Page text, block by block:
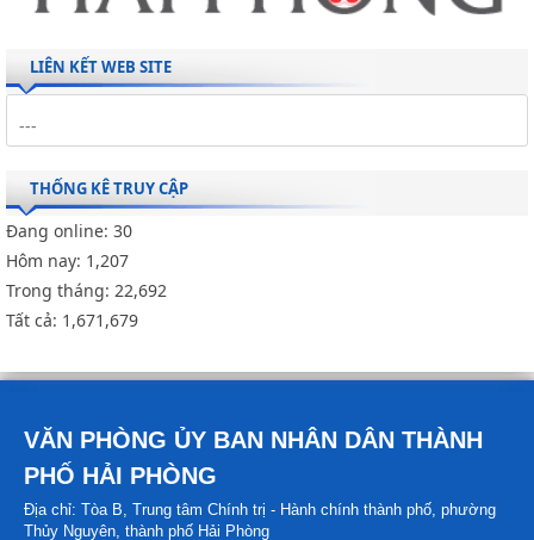
LIÊN KẾT WEB SITE
THỐNG KÊ TRUY CẬP
Đang online: 30
Hôm nay: 1,207
Trong tháng: 22,692
Tất cả: 1,671,679
VĂN PHÒNG ỦY BAN NHÂN DÂN THÀNH
PHỐ HẢI PHÒNG
Địa chỉ: Tòa B, Trung tâm Chính trị - Hành chính thành phố, phường
Thủy Nguyên, thành phố Hải Phòng